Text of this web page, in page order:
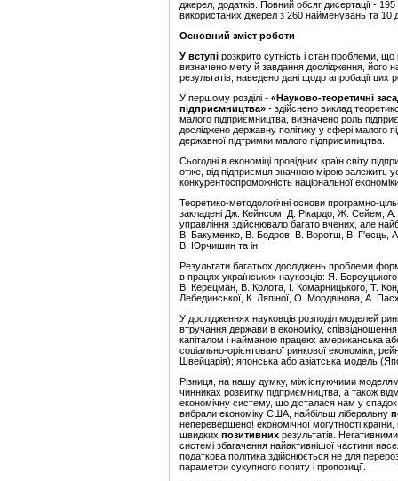
джерел, додатків. Повний обсяг дисертації -
використаних джерел з 260 найменувань та 10
Основний зміст роботи
У вступі розкрито сутність і стан проблеми,
визначено мету й завдання дослідження, його
результатів; наведено дані щодо апробації цих
У першому розділі - «Науково-теоретичні
підприємництва» - здійснено виклад
малого підприємництва, визначено роль
досліджено державну політику у сфері малого
державної підтримки малого підприємництва.
Сьогодні в економіці провідних країн світу
отже, від підприємця значною мірою залежить
конкурентоспроможність національної
Теоретико-методологічні основи програмно-
закладені Дж. Кейнсом, Д. Рікардо, Ж. Сейем,
управління здійснювало багато вчених, але
В. Бакуменко, В. Бодров, В. Воротш, В. Г'есць,
В. Юрчишин та ін.
Результати багатьох досліджень проблеми
в працях українських науковців: Я.
В. Керецман, В. Колота, І. Комарницького, Т.
Лебединської, К. Ляпіної, О. Мордвінова, А.
У дослідженнях науковців розподіл моделей
втручання держави в економіку,
капіталом і найманою працею: американська
соціально-орієнтованої ринкової економіки,
Швейцарія); японська або азіатська модель
Різниця, на нашу думку, між існуючими
чинниках розвитку підприємництва, а також
економічну систему, що дісталася нам у спадок
вибрали економіку США, найбільш ліберальну
неперевершено! економічної могутності
швидких позитивних результатів.
системі збагачення найактивнішої частини
податкова політика здійснюється не для
параметри сукупного попиту і пропозиції.